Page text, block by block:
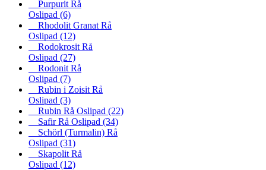
Purpurit Rå
Oslipad (6)
Rhodolit Granat Rå
Oslipad (12)
Rodokrosit Rå
Oslipad (27)
Rodonit Rå
Oslipad (7)
Rubin i Zoisit Rå
Oslipad (3)
Rubin Rå Oslipad (22)
Safir Rå Oslipad (34)
Schörl (Turmalin) Rå
Oslipad (31)
Skapolit Rå
Oslipad (12)